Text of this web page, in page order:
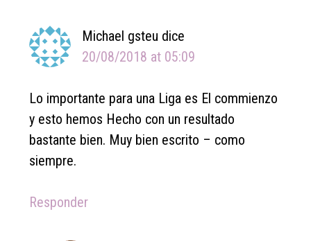
Michael gsteu dice
20/08/2018 at 05:09
Lo importante para una Liga es El commienzo
y esto hemos Hecho con un resultado
bastante bien. Muy bien escrito – como
siempre.
Responder